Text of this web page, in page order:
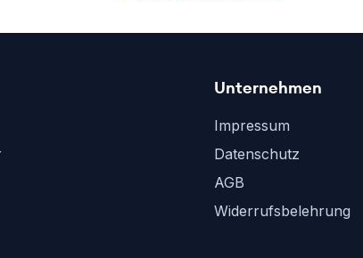
Unternehmen
Impressum
Datenschutz
AGB
Widerrufsbelehrung